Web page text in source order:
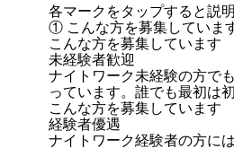
各マークをタップすると説
① こんな方を募集していま
こんな方を募集しています
未経験者歓迎
ナイトワーク未経験の方で
っています。誰でも最初は
こんな方を募集しています
経験者優遇
ナイトワーク経験者の方に